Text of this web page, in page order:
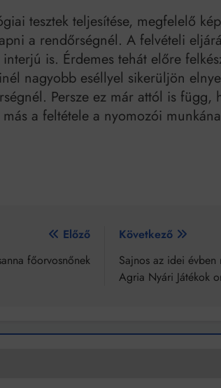
tesztek teljesítése, megfelelő
a rendőrségnél. A felvételi
is. Érdemes tehát előre
nagyobb eséllyel sikerüljön
Persze ez már attól is
a feltétele a nyomozói
Előző
főorvosnőnek
Következő
Sajnos az idei
Agria Nyári Játékok